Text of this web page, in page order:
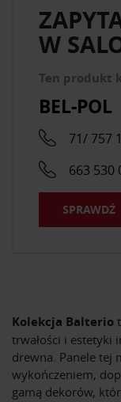
Kolekcja Balterio
trwałości i estetyki
drewna. Panele tej
wykończeniem,
gamą dekorów,
W
Ten produkt
BEL-POL
71/ 757
663 530
SPRAWDŹ